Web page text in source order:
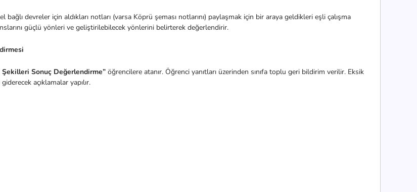
bağlı devreler için aldıkları notları (varsa Köprü şeması notlarını) paylaşmak için bir araya geldikleri eşli çalışma
güçlü yönleri ve geliştirilebilecek yönlerini belirterek değerlendirir.
Sonuç Değerlendirme” öğrencilere atanır. Öğrenci yanıtları üzerinden sınıfa toplu geri bildirim verilir. Eksik
açıklamalar yapılır.